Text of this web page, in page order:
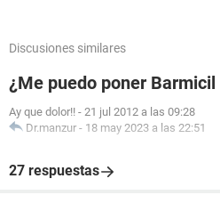
Discusiones similares
¿Me puedo poner
Ay que dolor!! - 21 jul 2012 a las 09:28
Dr.manzur - 18 may 2023 a las 22:51
27 respuestas